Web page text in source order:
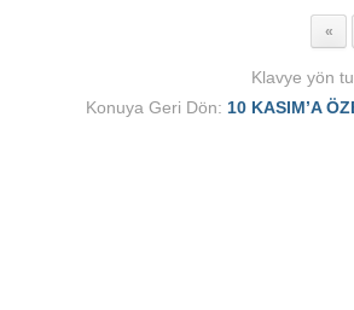
«
Klavye yön
Konuya Geri Dön: 10 KASIM’A